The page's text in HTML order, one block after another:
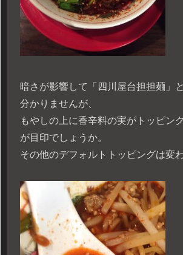
暗さが影響して「四川屋台担担麺」
分かりませんが、
もやしの上に香辛料の実がトッピン
が目印でしょうか。
その他のデフォルトトッピングは変